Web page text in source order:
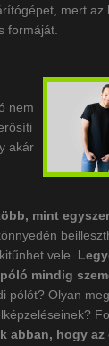
mert az
formáját.
nem
akár
mint
vele.
mindig
pólót? Olyan
abban, hogy